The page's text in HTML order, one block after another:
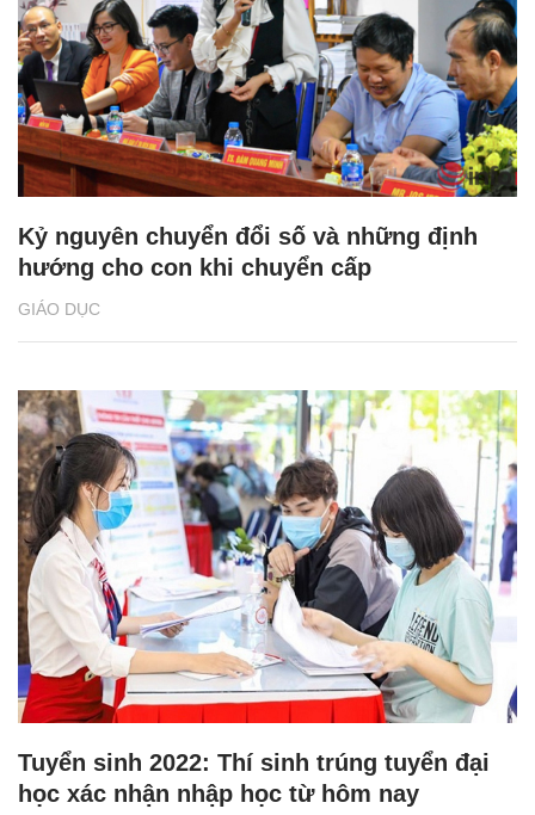
GIÁO DỤC
Kỷ nguyên chuyển đổi số và những định
hướng cho con khi chuyển cấp
Tuyển sinh 2022: Thí sinh trúng tuyển đại
học xác nhận nhập học từ hôm nay